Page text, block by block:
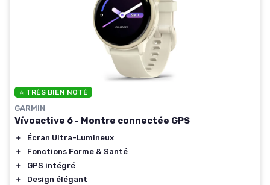
⭐ TRÈS BIEN NOTÉ
GARMIN
Vívoactive 6 - Montre connectée GPS
＋
Écran Ultra-Lumineux
＋
Fonctions Forme & Santé
＋
GPS intégré
＋
Design élégant